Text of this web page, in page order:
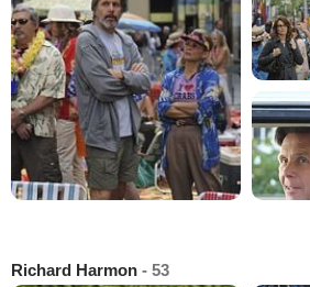
Richard Harmon - 53